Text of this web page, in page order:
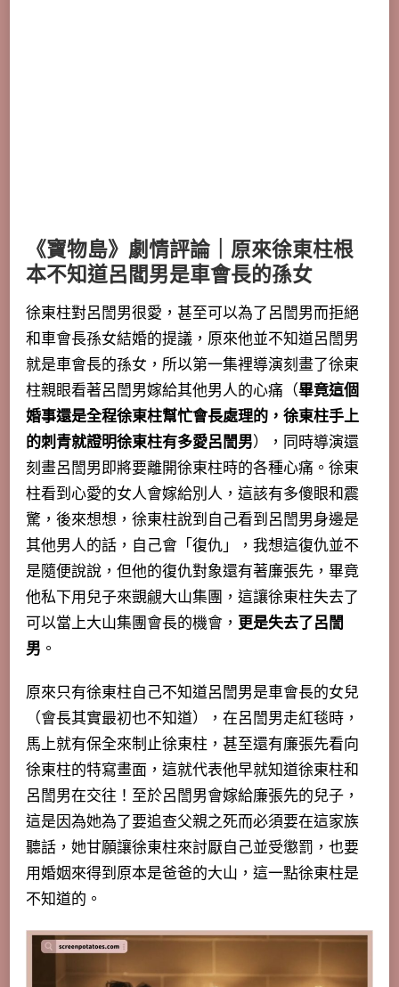
《寶物島》劇情評論｜原來徐東柱根
本不知道呂閻男是車會長的孫女
徐東柱對呂誾男很愛，甚至可以為了呂誾男而拒絕
和車會長孫女結婚的提議，原來他並不知道呂誾男
就是車會長的孫女，所以第一集裡導演刻畫了徐東
柱親眼看著呂誾男嫁給其他男人的心痛（畢竟這個
婚事還是全程徐東柱幫忙會長處理的，徐東柱手上
的刺青就證明徐東柱有多愛呂誾男）， 同時導演還
刻畫呂誾男即將要離開徐東柱時的各種心痛 。徐東
柱看到心愛的女人會嫁給別人，這該有多傻眼和震
驚，後來想想，徐東柱說到自己看到呂誾男身邊是
其他男人的話，自己會「復仇」，我想這復仇並不
是隨便說說，但他的復仇對象還有著廉張先，畢竟
他私下用兒子來覬覦大山集團，這讓徐東柱失去了
可以當上大山集團會長的機會， 更是失去了呂誾
男 。
原來只有徐東柱自己不知道呂誾男是車會長的女兒
（會長其實最初也不知道），在呂誾男走紅毯時，
馬上就有保全來制止徐東柱，甚至還有廉張先看向
徐東柱的特寫畫面，這就代表他早就知道徐東柱和
呂誾男在交往！至於呂誾男會嫁給廉張先的兒子，
這是因為她為了要追查父親之死而必須要在這家族
聽話，她甘願讓徐東柱來討厭自己並受懲罰，也要
用婚姻來得到原本是爸爸的大山，這一點徐東柱是
不知道的。